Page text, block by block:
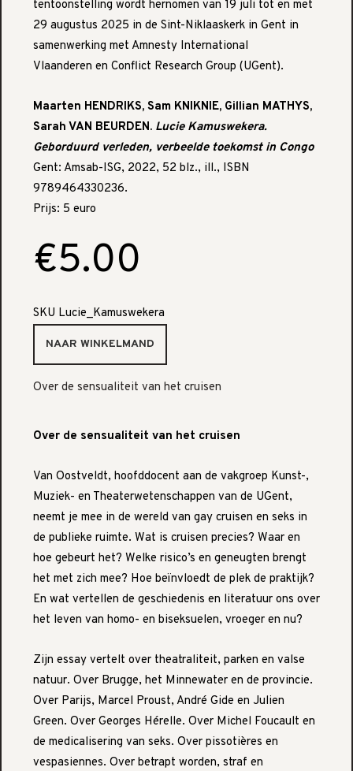
tentoonstelling wordt hernomen van 19 juli tot en met
29 augustus 2025 in de Sint-Niklaaskerk in Gent in
samenwerking met Amnesty International
Vlaanderen en Conflict Research Group (UGent).
Maarten HENDRIKS, Sam KNIKNIE, Gillian MATHYS,
Sarah VAN BEURDEN. Lucie Kamuswekera.
Geborduurd verleden, verbeelde toekomst in Congo
Gent: Amsab-ISG, 2022, 52 blz., ill., ISBN
9789464330236.
Prijs: 5 euro
€5.00
SKU Lucie_Kamuswekera
Over de sensualiteit van het cruisen
Over de sensualiteit van het cruisen
Van Oostveldt, hoofddocent aan de vakgroep Kunst-,
Muziek- en Theaterwetenschappen van de UGent,
neemt je mee in de wereld van gay cruisen en seks in
de publieke ruimte. Wat is cruisen precies? Waar en
hoe gebeurt het? Welke risico’s en geneugten brengt
het met zich mee? Hoe beïnvloedt de plek de praktijk?
En wat vertellen de geschiedenis en literatuur ons over
het leven van homo- en biseksuelen, vroeger en nu?
Zijn essay vertelt over theatraliteit, parken en valse
natuur. Over Brugge, het Minnewater en de provincie.
Over Parijs, Marcel Proust, André Gide en Julien
Green. Over Georges Hérelle. Over Michel Foucault en
de medicalisering van seks. Over pissotières en
vespasiennes. Over betrapt worden, straf en